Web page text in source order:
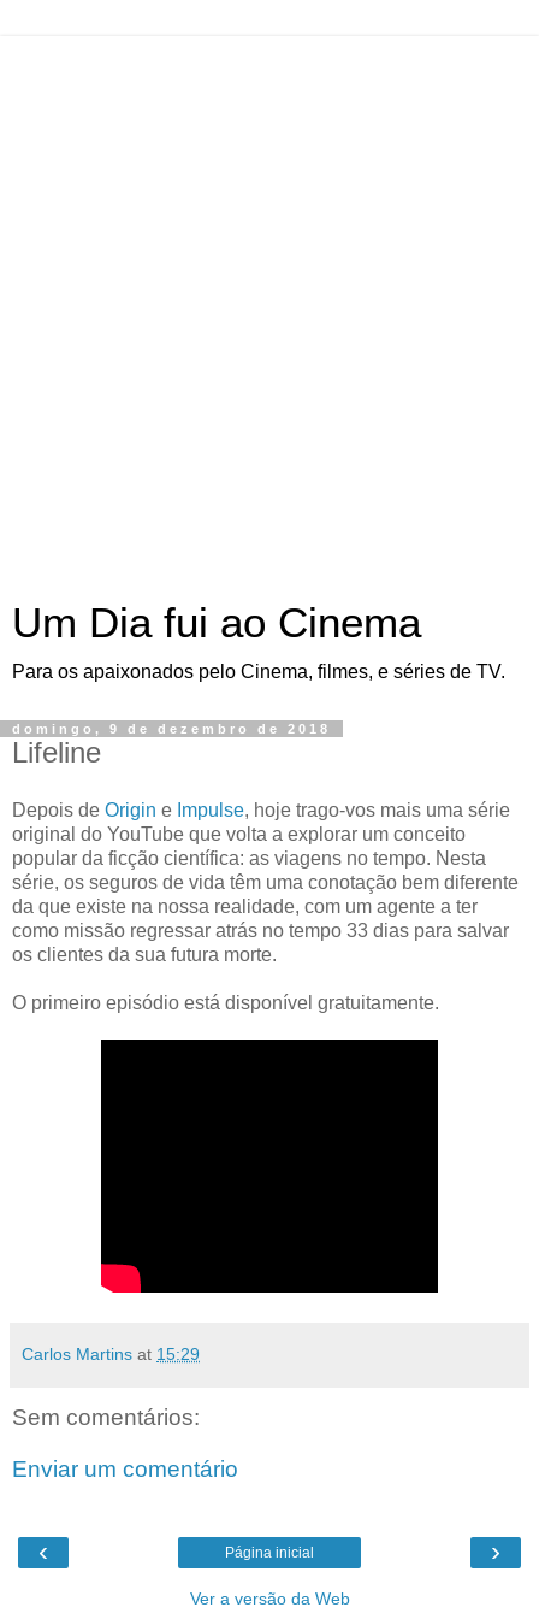
Um Dia fui ao Cinema
Para os apaixonados pelo Cinema, filmes, e séries de TV.
domingo, 9 de dezembro de 2018
Lifeline
Depois de Origin e Impulse, hoje trago-vos mais uma série
original do YouTube que volta a explorar um conceito
popular da ficção científica: as viagens no tempo. Nesta
série, os seguros de vida têm uma conotação bem diferente
da que existe na nossa realidade, com um agente a ter
como missão regressar atrás no tempo 33 dias para salvar
os clientes da sua futura morte.
O primeiro episódio está disponível gratuitamente.
Carlos Martins at 15:29
Sem comentários:
Enviar um comentário
‹ ›
Página inicial
Ver a versão da Web